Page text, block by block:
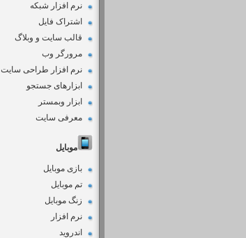
نرم افزار شبکه
اشتراک فایل
قالب سایت و وبلاگ
مرورگر وب
نرم افزار طراحی سایت
ابزارهای جستجو
ابزار وبمستر
معرفی سایت
موبایل
بازی موبایل
تم موبایل
زنگ موبایل
نرم افزار
اندروید